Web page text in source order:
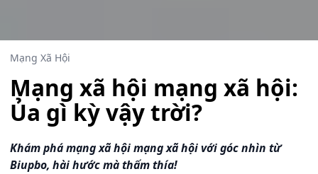
Mạng Xã Hội
Mạng xã hội mạng xã hội:
Ủa gì kỳ vậy trời?
Khám phá mạng xã hội mạng xã hội với góc nhìn từ
Biupbo, hài hước mà thấm thía!